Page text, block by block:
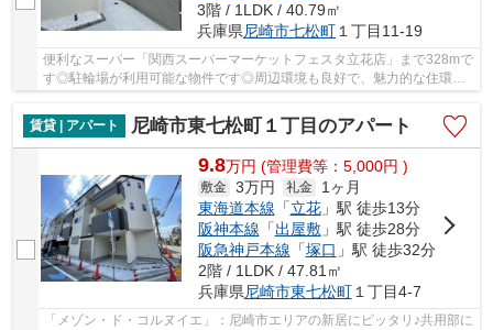
3階 / 1LDK / 40.79㎡
兵庫県尼崎市七松町１丁目11-19
便利なスーパー「関西スーパーマーケットフェスタ立花店」まで328mで
す◎駐輪場が利用可能な物件です◎周辺環境も良好で、魅力的な住環境
賃貸 | アパート
尼崎市東七松町１丁目のアパート
9.8万円 (管理費等：5,000円 )
敷金 3万円 礼金
1ヶ月
東海道本線 「立花」駅 徒歩13分
阪神本線 「出屋敷」駅 徒歩28分
阪急神戸本線 「塚口 」駅 徒歩32分
2階 / 1LDK / 47.81㎡
兵庫県尼崎市東七松町１丁目4-7
「メゾン・ド・コルヌイエ」：尼崎市エリアの新居にピッタリ♪共用部に